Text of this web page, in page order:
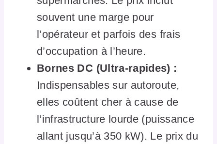
souvent une marge pour
l’opérateur et parfois des frais
d’occupation à l’heure.
Bornes DC (Ultra-rapides) :
Indispensables sur autoroute,
elles coûtent cher à cause de
l’infrastructure lourde (puissance
allant jusqu’à 350 kW). Le prix du